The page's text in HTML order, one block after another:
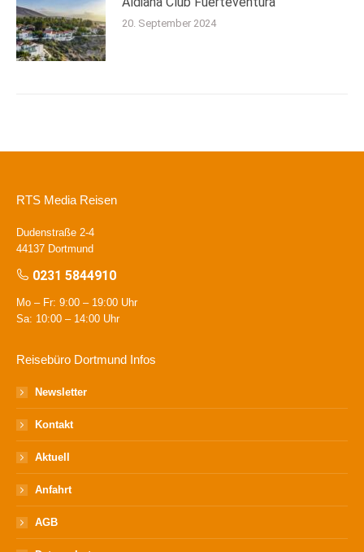
20. September 2024
RTS Media Reisen
Dudenstraße 2-4
44137 Dortmund
0231 5844910
Mo – Fr: 9:00 – 19:00 Uhr
Sa: 10:00 – 14:00 Uhr
Reisebüro Dortmund Infos
Newsletter
Kontakt
Aktuell
Anfahrt
AGB